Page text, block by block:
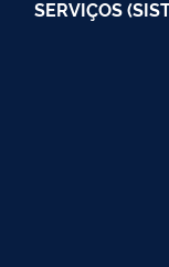
SERVIÇOS